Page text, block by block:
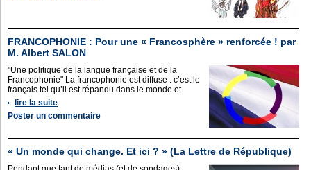
FRANCOPHONIE : Pour une « Francosphère » renforcée ! par
M. Albert SALON
"Une politique de la langue française et de la
Francophonie" La francophonie est diffuse : c’est le
français tel qu’il est répandu dans le monde et
lire la suite
Poster un commentaire
« Un monde qui change. Et ici ? » (La Lettre de République)